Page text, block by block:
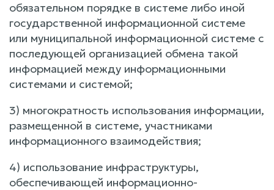
обязательном порядке в системе либо иной
государственной информационной системе
или муниципальной информационной системе с
последующей организацией обмена такой
информацией между информационными
системами и системой;
3) многократность использования информации,
размещенной в системе, участниками
информационного взаимодействия;
4) использование инфраструктуры,
обеспечивающей информационно-